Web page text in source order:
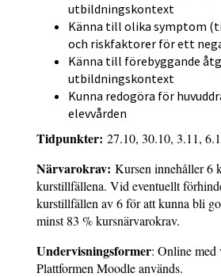
utbildningskontext
Känna till olika symptom
och riskfaktorer för ett
Känna till förebyggande
utbildningskontext
Kunna redogöra för
elevvården
Tidpunkter: 27.10, 30.10, 3.11,
Närvarokrav: Kursen innehåller 6
kurstillfällena. Vid eventuellt
kurstillfällen av 6 för att kunna bli
minst 83 % kursnärvarokrav.
Undervisningsformer: Online med
Plattformen Moodle används.